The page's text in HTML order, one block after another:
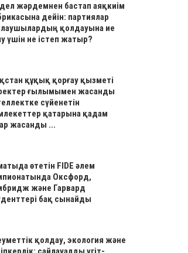
жәрдемнен бастап аяқкиім
дейін: партиялар
қолдауына ие
үшін не істеп жатыр?
құқық қорғау қызметі
ғылымымен жасанды
сүйенетін
қатарына қадам
жасанды ...
өтетін FIDE әлем
Оксфорд,
және Гарвард
бақ сынайды
қолдау, экология және